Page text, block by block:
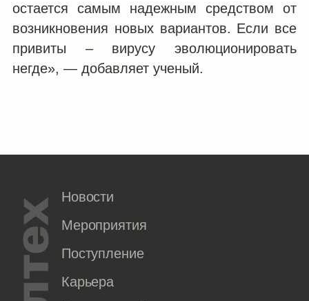
остается самым надежным средством от
возникновения новых вариантов. Если все
привиты – вирусу эволюционировать
негде», — добавляет ученый.
Новости
Мероприятия
Поступление
Карьера